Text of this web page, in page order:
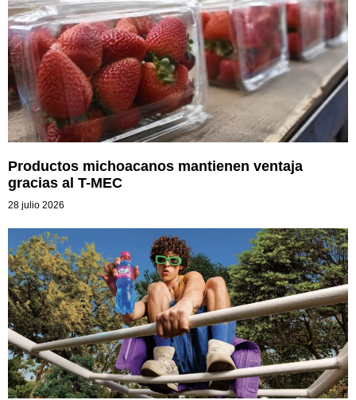
Productos michoacanos mantienen ventaja
gracias al T-MEC
28 julio 2026